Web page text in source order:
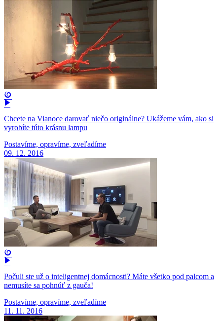
Chcete na Vianoce darovať niečo originálne? Ukážeme vám, ako si
vyrobíte túto krásnu lampu
Postavíme, opravíme, zveľadíme
09. 12. 2016
Počuli ste už o inteligentnej domácnosti? Máte všetko pod palcom a
nemusíte sa pohnúť z gauča!
Postavíme, opravíme, zveľadíme
11. 11. 2016